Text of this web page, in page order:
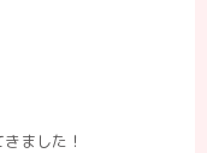
ました！